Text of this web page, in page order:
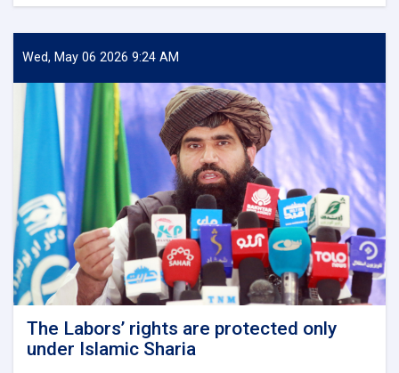
Vocational
Training
to
Inmates
at
Pul-
e-
Charkhi
Prison
Wed, May 06 2026 9:24 AM
The Labors’ rights are protected only
under Islamic Sharia